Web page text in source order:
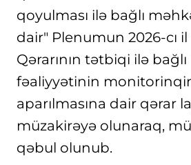
qoyulması ilə bağlı
dair" Plenumun 2026-cı
Qərarının tətbiqi ilə
fəaliyyətinin
aparılmasına dair qərar
müzakirəyə olunaraq,
qəbul olunub.